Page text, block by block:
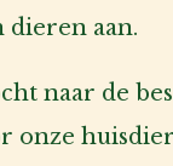
dieren aan.
naar de
onze